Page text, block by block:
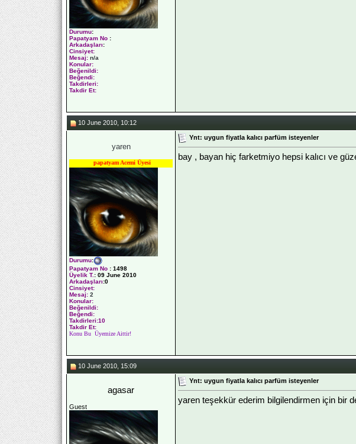
Durumu:
Papatyam No :
Arkadaşları:
Cinsiyet:
Mesaj: n/a
Konular:
Beğenildi:
Beğendi:
Takdirleri:
Takdir Et:
10 June 2010, 10:12
yaren
papatyam Acemi Üyesi
Durumu:
Papatyam No : 1498
Üyelik T.: 09 June 2010
Arkadaşları:0
Cinsiyet:
Mesaj: 2
Konular:
Beğenildi:
Beğendi:
Takdirleri:10
Takdir Et:
Konu Bu Üyemize Aittir!
Ynt: uygun fiyatla kalıcı parfüm isteyenler
bay , bayan hiç farketmiyo hepsi kalıcı ve
10 June 2010, 15:09
agasar
Guest
Ynt: uygun fiyatla kalıcı parfüm isteyenler
yaren teşekkür ederim bilgilendirmen için bir